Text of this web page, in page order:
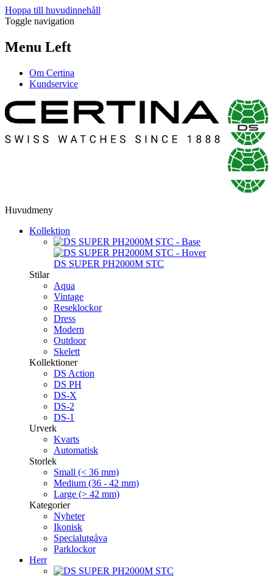
Hoppa till huvudinnehåll
Toggle navigation
Menu Left
Om Certina
Kundservice
Huvudmeny
Kollektion
DS SUPER PH2000M STC
Stilar
Aqua
Vintage
Reseklockor
Dress
Modern
Outdoor
Skelett
Kollektioner
DS Action
DS PH
DS-X
DS-2
DS-1
Urverk
Kvarts
Automatisk
Storlek
Small (< 36 mm)
Medium (36 - 42 mm)
Large (> 42 mm)
Kategorier
Nyheter
Ikonisk
Specialutgåva
Parklockor
Herr